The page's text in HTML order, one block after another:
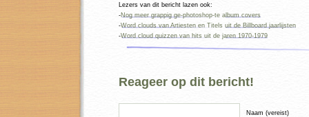
Lezers van dit bericht lazen ook:
-Nog meer grappig ge-photoshop-te album covers
-Word clouds van Artiesten en Titels uit de Billboard jaarlijsten
-Word cloud quizzen van hits uit de jaren 1970-1979
Reageer op dit bericht!
Naam (vereist)